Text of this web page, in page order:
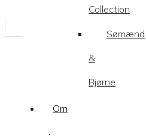
Collection
Sømænd
&
Bjørne
Om